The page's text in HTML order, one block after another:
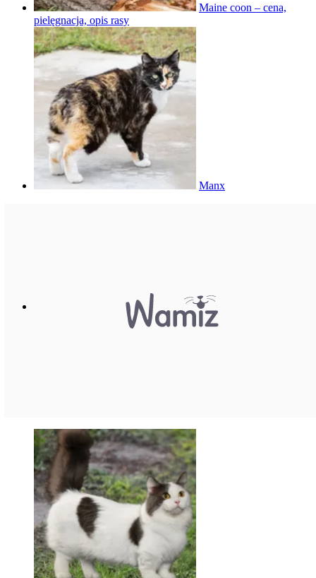
Maine coon – cena,
pielęgnacja, opis rasy
Manx